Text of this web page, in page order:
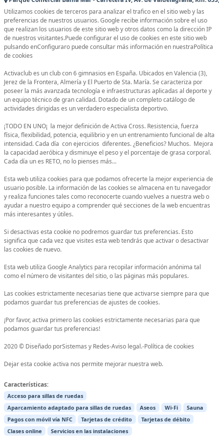
Utilizamos cookies de terceros para analizar el trafico en el sitio web y las
preferencias de nuestros usuarios. Google recibe información sobre el uso
que realizan los usuarios de este sitio web y otros datos como la dirección IP
de nuestros visitantes.Puede configurar el uso de cookies en este sitio web
pulsando enConfiguraro puede consultar más información en nuestraPolítica
de cookies
Activaclub es un club con 6 gimnasios en España. Ubicados en Valencia (3),
Jerez de la Frontera, Almería y El Puerto de Sta. María. Se caracteriza por
poseer la más avanzada tecnología e infraestructuras aplicadas al deporte y
un equipo técnico de gran calidad. Dotado de un completo catálogo de
actividades dirigidas es un verdadero especialista deportivo.
¡TODO EN UNO¡ la mejor definición de Activa Cross. Resistencia, fuerza
física, flexibilidad, potencia, equilibrio y en un entrenamiento funcional de alta
intensidad. Cada día con ejercicios diferentes. ¿Beneficios? Muchos. Mejora
la capacidad aeróbica y disminuye el peso y el porcentaje de grasa corporal.
Cada día un es RETO, no lo pienses más…
Esta web utiliza cookies para que podamos ofrecerte la mejor experiencia de
usuario posible. La información de las cookies se almacena en tu navegador
y realiza funciones tales como reconocerte cuando vuelves a nuestra web o
ayudar a nuestro equipo a comprender qué secciones de la web encuentras
más interesantes y útiles.
Si desactivas esta cookie no podremos guardar tus preferencias. Esto
significa que cada vez que visites esta web tendrás que activar o desactivar
las cookies de nuevo.
Esta web utiliza Google Analytics para recopilar información anónima tal
como el número de visitantes del sitio, o las páginas más populares.
Las cookies estrictamente necesarias tiene que activarse siempre para que
podamos guardar tus preferencias de ajustes de cookies.
¡Por favor, activa primero las cookies estrictamente necesarias para que
podamos guardar tus preferencias!
2020 © Diseñado porSistemas y Redes-Aviso legal.-Política de cookies
Dejar esta cookie activa nos permite mejorar nuestra web.
Características:
Acceso para sillas de ruedas
Aparcamiento adaptado para sillas de ruedas
Aseos Wi-Fi
Sauna
Pagos con móvil vía NFC
Tarjetas de crédito
Tarjetas de débito
Clases online
Servicios en las instalaciones